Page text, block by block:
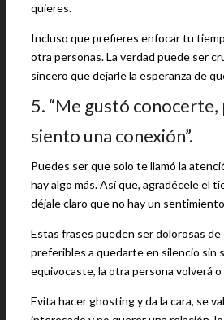
quieres.
Incluso que prefieres enfocar tu
otra personas. La verdad puede ser
sincero que dejarle la esperanza de
5. “Me gustó conocerte,
siento una conexión”.
Puedes ser que solo te llamó la
hay algo más. Así que, agradécele el
déjale claro que no hay un
Estas frases pueden ser dolorosas de
preferibles a quedarte en silencio sin
equivocaste, la otra persona volverá
Evita hacer ghosting y da la cara, se